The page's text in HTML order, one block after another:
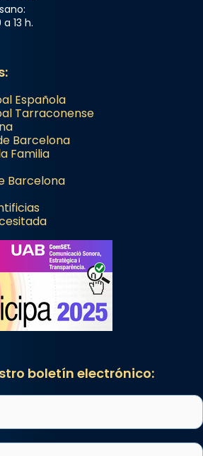
13 h.
Española
Tarraconense
Barcelona
Familia
Barcelona
boletín electrónico: